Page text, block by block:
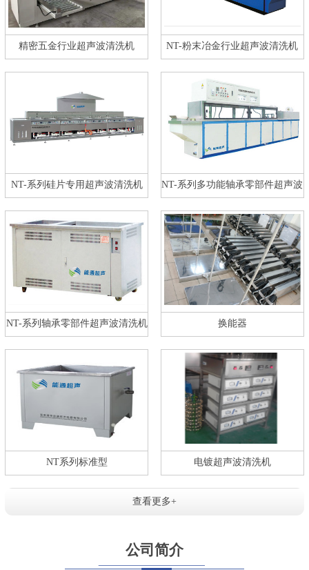
精密五金行业超声波清洗机 NT-粉末冶金行业超声波清洗机
NT-系列硅片专用超声波清洗机 NT-系列多功能轴承零部件超声波
NT-系列轴承零部件超声波清洗机 换能器
NT系列标准型 电镀超声波清洗机
查看更多+
公司简介